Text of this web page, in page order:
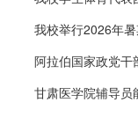
我校举行2026年暑期
阿拉伯国家政党干
甘肃医学院辅导员能